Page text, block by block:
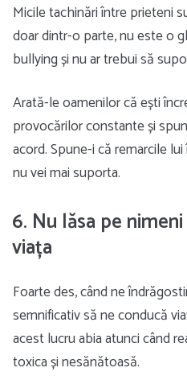
Micile tachinări între prieteni
doar dintr-o parte, nu este o
bullying și nu ar trebui să
Arată-le oamenilor că ești
provocărilor constante și
acord. Spune-i că remarcile
nu vei mai suporta.
6. Nu lăsa pe
viața
Foarte des, când ne
semnificativ să ne conducă
acest lucru abia atunci când
toxica și nesănătoasă.